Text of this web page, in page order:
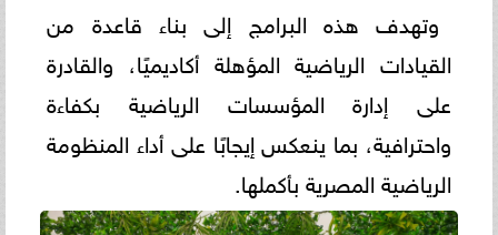
وتهدف هذه البرامج إلى بناء قاعدة من
القيادات الرياضية المؤهلة أكاديميًا، والقادرة
على إدارة المؤسسات الرياضية بكفاءة
واحترافية، بما ينعكس إيجابًا على أداء المنظومة
الرياضية المصرية بأكملها.